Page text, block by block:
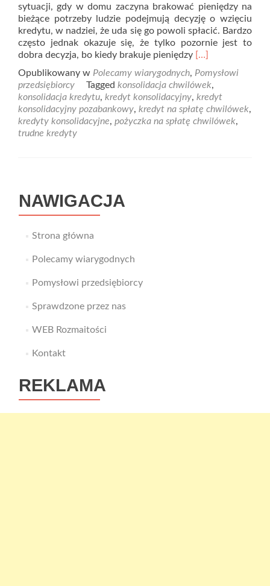
sytuacji, gdy w domu zaczyna brakować pieniędzy na
bieżące potrzeby ludzie podejmują decyzję o wzięciu
kredytu, w nadziei, że uda się go powoli spłacić. Bardzo
często jednak okazuje się, że tylko pozornie jest to
dobra decyzja, bo kiedy brakuje pieniędzy Read
about
Konsolidacja
chwilówek
–
najlepszy
[…]
Opublikowany w Polecamy wiarygodnych, Pomysłowi
przedsiębiorcy
Tagged konsolidacja chwilówek,
konsolidacja kredytu, kredyt konsolidacyjny, kredyt
konsolidacyjny pozabankowy, kredyt na spłatę chwilówek,
kredyty konsolidacyjne, pożyczka na spłatę chwilówek,
trudne kredyty
NAWIGACJA
Strona główna
Polecamy wiarygodnych
Pomysłowi przedsiębiorcy
Sprawdzone przez nas
WEB Rozmaitości
Kontakt
REKLAMA